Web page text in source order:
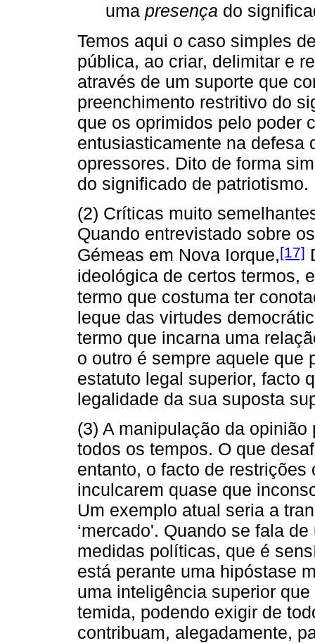
uma presença do
Temos aqui o caso simples
pública, ao criar, delimitar e
através de um suporte que
preenchimento restritivo do
que os oprimidos pelo poder
entusiasticamente na defesa
opressores. Dito de forma
do significado de patriotismo.
(2) Críticas muito
Quando entrevistado sobre
Gémeas em Nova Iorque,[17]
ideológica de certos termos,
termo que costuma ter
leque das virtudes
termo que incarna uma
o outro é sempre aquele que
estatuto legal superior, facto
legalidade da sua suposta
(3) A manipulação da
todos os tempos. O que
entanto, o facto de
inculcarem quase que
Um exemplo atual seria a
‘mercado'. Quando se fala
medidas políticas, que é
está perante uma hipóstase
uma inteligência superior
temida, podendo exigir de
contribuam, alegadamente,